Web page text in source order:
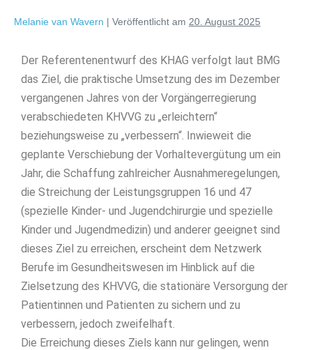
Melanie van Wavern | Veröffentlicht am 20. August 2025
Der Referentenentwurf des KHAG verfolgt laut BMG
das Ziel, die praktische Umsetzung des im Dezember
vergangenen Jahres von der Vorgängerregierung
verabschiedeten KHVVG zu „erleichtern“
beziehungsweise zu „verbessern“. Inwieweit die
geplante Verschiebung der Vorhaltevergütung um ein
Jahr, die Schaffung zahlreicher Ausnahmeregelungen,
die Streichung der Leistungsgruppen 16 und 47
(spezielle Kinder- und Jugendchirurgie und spezielle
Kinder und Jugendmedizin) und anderer geeignet sind
dieses Ziel zu erreichen, erscheint dem Netzwerk
Berufe im Gesundheitswesen im Hinblick auf die
Zielsetzung des KHVVG, die stationäre Versorgung der
Patientinnen und Patienten zu sichern und zu
verbessern, jedoch zweifelhaft.
Die Erreichung dieses Ziels kann nur gelingen, wenn